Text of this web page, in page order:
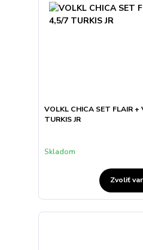
VOLKL CHICA SET FLAIR +
TURKIS JR
Skladom
Zvoliť